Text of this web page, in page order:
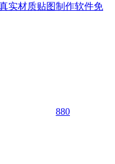
真实材质贴图制作软件免
880